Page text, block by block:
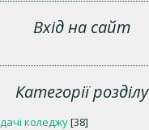
Вхід на сайт
Категорії розділу
коледжу[38]